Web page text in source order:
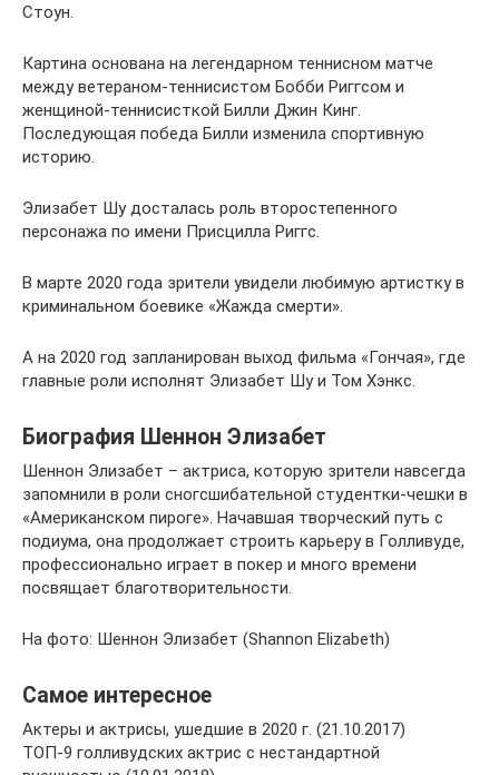
Стоун.
Картина основана на легендарном теннисном матче
между ветераном-теннисистом Бобби Риггсом и
женщиной-теннисисткой Билли Джин Кинг.
Последующая победа Билли изменила спортивную
историю.
Элизабет Шу досталась роль второстепенного
персонажа по имени Присцилла Риггс.
В марте 2020 года зрители увидели любимую артистку в
криминальном боевике «Жажда смерти».
А на 2020 год запланирован выход фильма «Гончая», где
главные роли исполнят Элизабет Шу и Том Хэнкс.
Биография Шеннон Элизабет
Шеннон Элизабет – актриса, которую зрители навсегда
запомнили в роли сногсшибательной студентки-чешки в
«Американском пироге». Начавшая творческий путь с
подиума, она продолжает строить карьеру в Голливуде,
профессионально играет в покер и много времени
посвящает благотворительности.
На фото: Шеннон Элизабет (Shannon Elizabeth)
Самое интересное
Актеры и актрисы, ушедшие в 2020 г. (21.10.2017)
ТОП-9 голливудских актрис с нестандартной